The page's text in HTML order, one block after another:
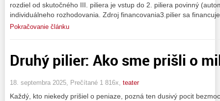
rozdiel od skutočného III. piliera je vstup do 2. piliera povinný
individuálneho rozhodovania. Zdroj financovania3.pilier sa
Pokračovanie článku
Druhý pilier: Ako sme prišli o
18. septembra 2025, Prečítané 1 816x, teater
Každý, kto niekedy prišiel o peniaze, pozná ten dusivý pocit